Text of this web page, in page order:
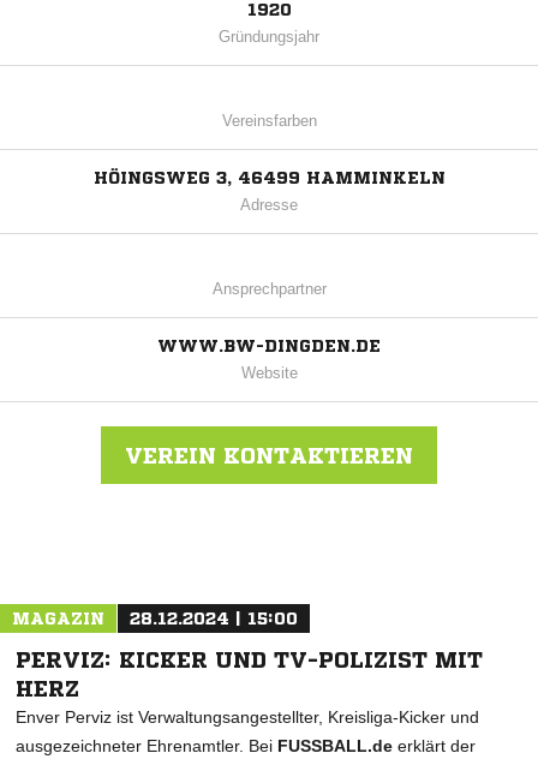
1920
Gründungsjahr
Vereinsfarben
HÖINGSWEG 3, 46499 HAMMINKELN
Adresse
Ansprechpartner
WWW.BW-DINGDEN.DE
Website
VEREIN KONTAKTIEREN
MAGAZIN 28.12.2024 | 15:00
PERVIZ: KICKER UND TV-POLIZIST MIT
HERZ
Enver Perviz ist Verwaltungsangestellter, Kreisliga-Kicker und
ausgezeichneter Ehrenamtler. Bei FUSSBALL.de erklärt der